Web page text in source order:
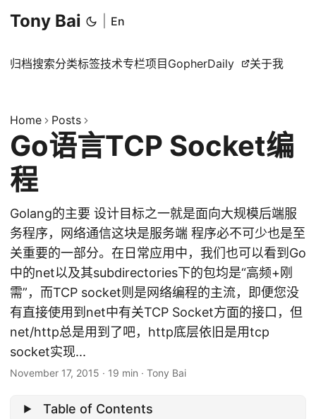
Tony Bai En
归档搜索分类标签技术专栏项目 GopherDaily 关于我
Home Posts
Go语言TCP Socket编
程
Golang的主要 设计目标之一就是面向大规模后端服
务程序，网络通信这块是服务端 程序必不可少也是至
关重要的一部分。在日常应用中，我们也可以看到Go
中的net以及其subdirectories下的包均是“高频+刚
需”，而TCP socket则是网络编程的主流，即便您没
有直接使用到net中有关TCP Socket方面的接口，但
net/http总是用到了吧，http底层依旧是用tcp
socket实现...
November 17, 2015 · 19 min · Tony Bai
Table of Contents